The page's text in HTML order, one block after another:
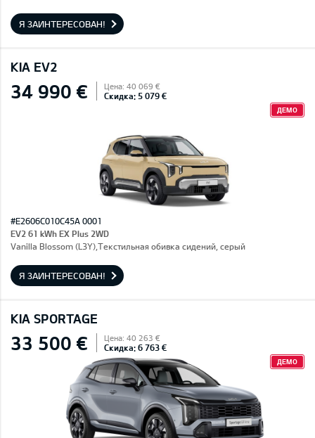
Я ЗАИНТЕРЕСОВАН!
KIA EV2
34 990 € Цена: 40 069 €
Скидка: 5 079 €
ДЕМО
#E2606C010C45A 0001
EV2 61 kWh EX Plus 2WD
Vanilla Blossom (L3Y),Текстильная обивка сидений, серый
Я ЗАИНТЕРЕСОВАН!
KIA SPORTAGE
33 500 € Цена: 40 263 €
Скидка: 6 763 €
ДЕМО